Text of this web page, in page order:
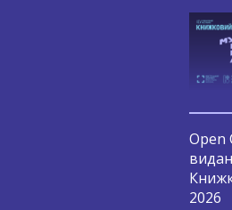
Open
2026